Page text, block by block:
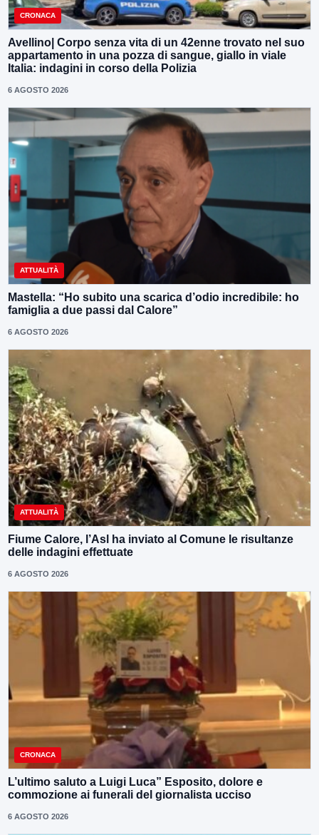
CRONACA
Avellino| Corpo senza vita di un 42enne trovato nel suo
appartamento in una pozza di sangue, giallo in viale
Italia: indagini in corso della Polizia
6 AGOSTO 2026
ATTUALITÀ
Mastella: “Ho subito una scarica d’odio incredibile: ho
famiglia a due passi dal Calore”
6 AGOSTO 2026
ATTUALITÀ
Fiume Calore, l’Asl ha inviato al Comune le risultanze
delle indagini effettuate
6 AGOSTO 2026
CRONACA
L’ultimo saluto a Luigi Luca” Esposito, dolore e
commozione ai funerali del giornalista ucciso
6 AGOSTO 2026